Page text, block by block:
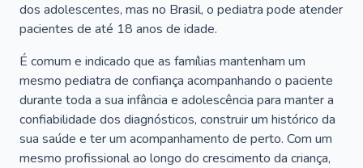
dos adolescentes, mas no Brasil, o pediatra pode atender
pacientes de até 18 anos de idade.
É comum e indicado que as famílias mantenham um
mesmo pediatra de confiança acompanhando o paciente
durante toda a sua infância e adolescência para manter a
confiabilidade dos diagnósticos, construir um histórico da
sua saúde e ter um acompanhamento de perto. Com um
mesmo profissional ao longo do crescimento da criança,